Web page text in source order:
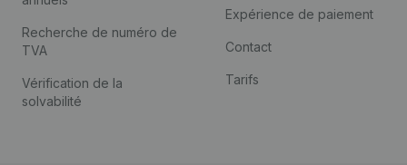
Recherche de numéro de
TVA
Vérification de la
solvabilité
Expérience de paiement
Contact
Tarifs